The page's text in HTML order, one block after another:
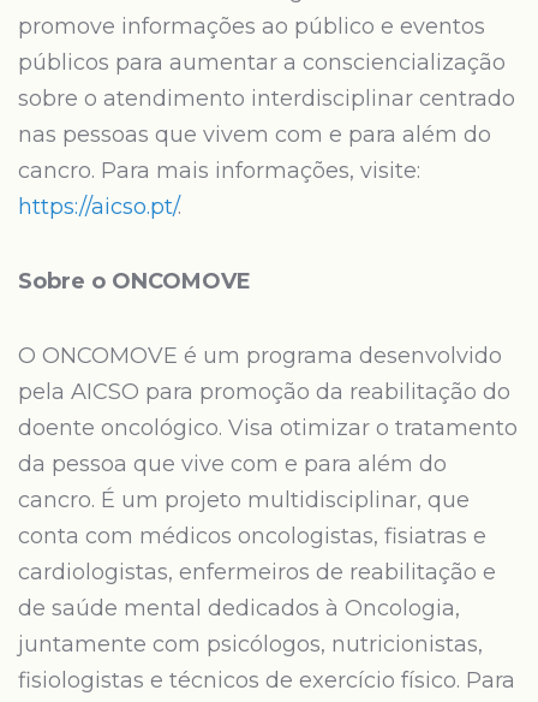
promove informações ao público e eventos
públicos para aumentar a consciencialização
sobre o atendimento interdisciplinar centrado
nas pessoas que vivem com e para além do
cancro. Para mais informações, visite:
https://aicso.pt/.
Sobre o ONCOMOVE
O ONCOMOVE é um programa desenvolvido
pela AICSO para promoção da reabilitação do
doente oncológico. Visa otimizar o tratamento
da pessoa que vive com e para além do
cancro. É um projeto multidisciplinar, que
conta com médicos oncologistas, fisiatras e
cardiologistas, enfermeiros de reabilitação e
de saúde mental dedicados à Oncologia,
juntamente com psicólogos, nutricionistas,
fisiologistas e técnicos de exercício físico. Para